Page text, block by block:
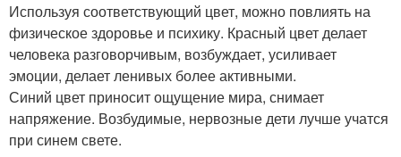
Используя соответствующий цвет, можно повлиять на
физическое здоровье и психику. Красный цвет делает
человека разговорчивым, возбуждает, усиливает
эмоции, делает ленивых более активными.
Синий цвет приносит ощущение мира, снимает
напряжение. Возбудимые, нервозные дети лучше учатся
при синем свете.